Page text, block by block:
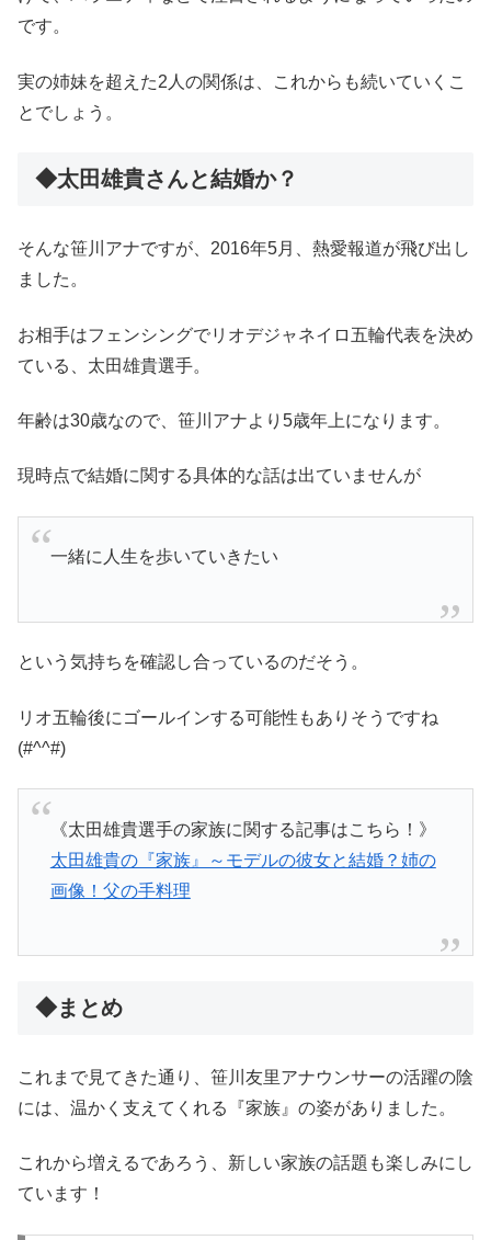
です。
実の姉妹を超えた2人の関係は、これからも続いていくこ
とでしょう。
◆太田雄貴さんと結婚か？
そんな笹川アナですが、2016年5月、熱愛報道が飛び出し
ました。
お相手はフェンシングでリオデジャネイロ五輪代表を決め
ている、太田雄貴選手。
年齢は30歳なので、笹川アナより5歳年上になります。
現時点で結婚に関する具体的な話は出ていませんが
一緒に人生を歩いていきたい
という気持ちを確認し合っているのだそう。
リオ五輪後にゴールインする可能性もありそうですね
(#^^#)
《太田雄貴選手の家族に関する記事はこちら！》
太田雄貴の『家族』～モデルの彼女と結婚？姉の
画像！父の手料理
◆まとめ
これまで見てきた通り、笹川友里アナウンサーの活躍の陰
には、温かく支えてくれる『家族』の姿がありました。
これから増えるであろう、新しい家族の話題も楽しみにし
ています！